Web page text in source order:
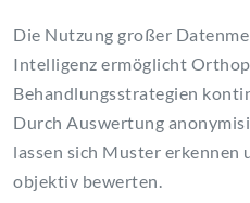
Die Nutzung großer
Intelligenz ermöglicht
Behandlungsstrategien
Durch Auswertung
lassen sich Muster erkennen
objektiv bewerten.